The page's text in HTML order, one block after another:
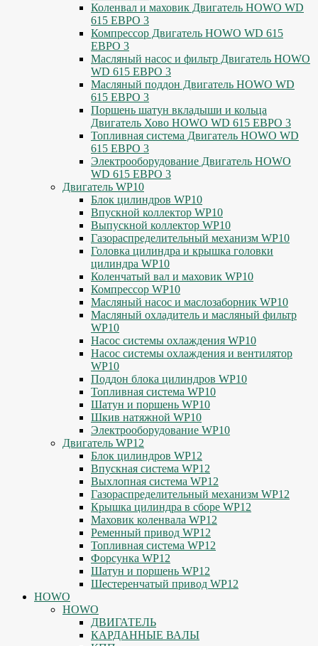
Коленвал и маховик Двигатель HOWO WD
615 ЕВРО 3
Компрессор Двигатель HOWO WD 615
ЕВРО 3
Масляный насос и фильтр Двигатель HOWO
WD 615 ЕВРО 3
Масляный поддон Двигатель HOWO WD
615 ЕВРО 3
Поршень шатун вкладыши и кольца
Двигатель Хово HOWO WD 615 ЕВРО 3
Топливная система Двигатель HOWO WD
615 ЕВРО 3
Электрооборудование Двигатель HOWO
WD 615 ЕВРО 3
Двигатель WP10
Блок цилиндров WP10
Впускной коллектор WP10
Выпускной коллектор WP10
Газораспределительный механизм WP10
Головка цилиндра и крышка головки
цилиндра WP10
Коленчатый вал и маховик WP10
Компрессор WP10
Масляный насос и маслозаборник WP10
Масляный охладитель и масляный фильтр
WP10
Насос системы охлаждения WP10
Насос системы охлаждения и вентилятор
WP10
Поддон блока цилиндров WP10
Топливная система WP10
Шатун и поршень WP10
Шкив натяжной WP10
Электрооборудование WP10
Двигатель WP12
Блок цилиндров WP12
Впускная система WP12
Выхлопная система WP12
Газораспределительный механизм WP12
Крышка цилиндра в сборе WP12
Маховик коленвала WP12
Ременный привод WP12
Топливная система WP12
Форсунка WP12
Шатун и поршень WP12
Шестеренчатый привод WP12
HOWO
HOWO
ДВИГАТЕЛЬ
КАРДАННЫЕ ВАЛЫ